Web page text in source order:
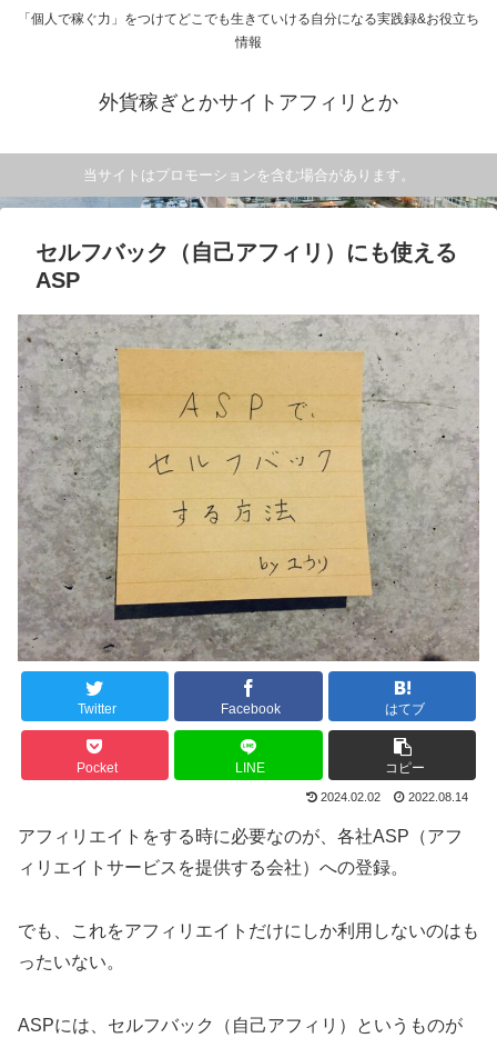
「個人で稼ぐ力」をつけてどこでも生きていける自分になる実践録&お役立ち
情報
外貨稼ぎとかサイトアフィリとか
当サイトはプロモーションを含む場合があります。
セルフバック（自己アフィリ）にも使える
ASP
Twitter Facebook はてブ
Pocket LINE コピー
2024.02.02 2022.08.14
アフィリエイトをする時に必要なのが、各社ASP（アフ
ィリエイトサービスを提供する会社）への登録。
でも、これをアフィリエイトだけにしか利用しないのはも
ったいない。
ASPには、セルフバック（自己アフィリ）というものが